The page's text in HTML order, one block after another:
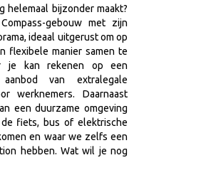
helemaal bijzonder maakt?
gebouw met zijn
ideaal uitgerust om op
flexibele manier samen te
je kan rekenen op een
aanbod van extralegale
werknemers. Daarnaast
een duurzame omgeving
fiets, bus of elektrische
en waar we zelfs een
hebben. Wat wil je nog